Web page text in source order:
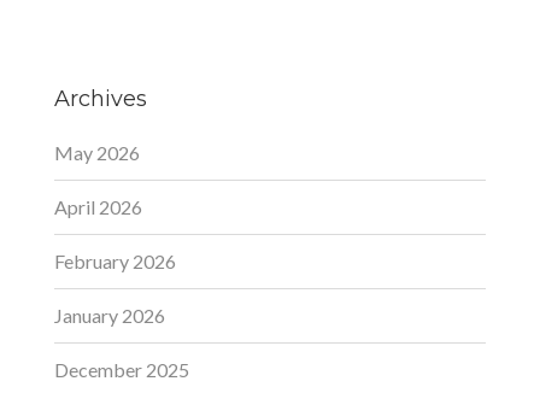
Archives
May 2026
April 2026
February 2026
January 2026
December 2025